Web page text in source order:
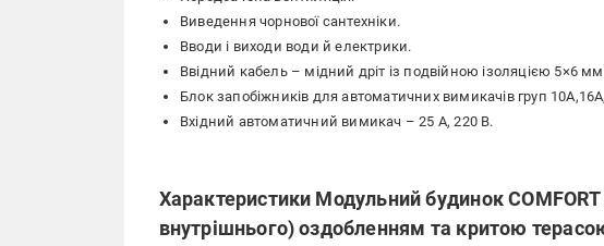
Виведення чорнової сантехніки.
Вводи і виходи води й електрики.
Ввідний кабель – мідний дріт із подвійною ізоляцією 5×6
Блок запобіжників для автоматичних вимикачів груп
Вхідний автоматичний вимикач – 25 А, 220 В.
Характеристики Модульний будинок COMFORT
внутрішнього) оздобленням та критою